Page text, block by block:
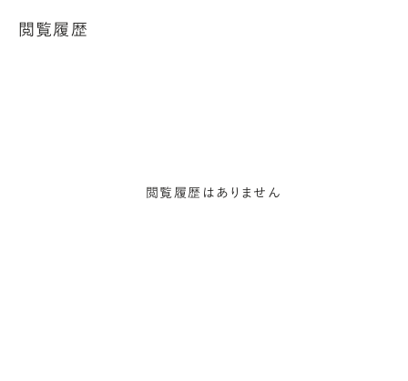
閲覧履歴
閲覧履歴はありません